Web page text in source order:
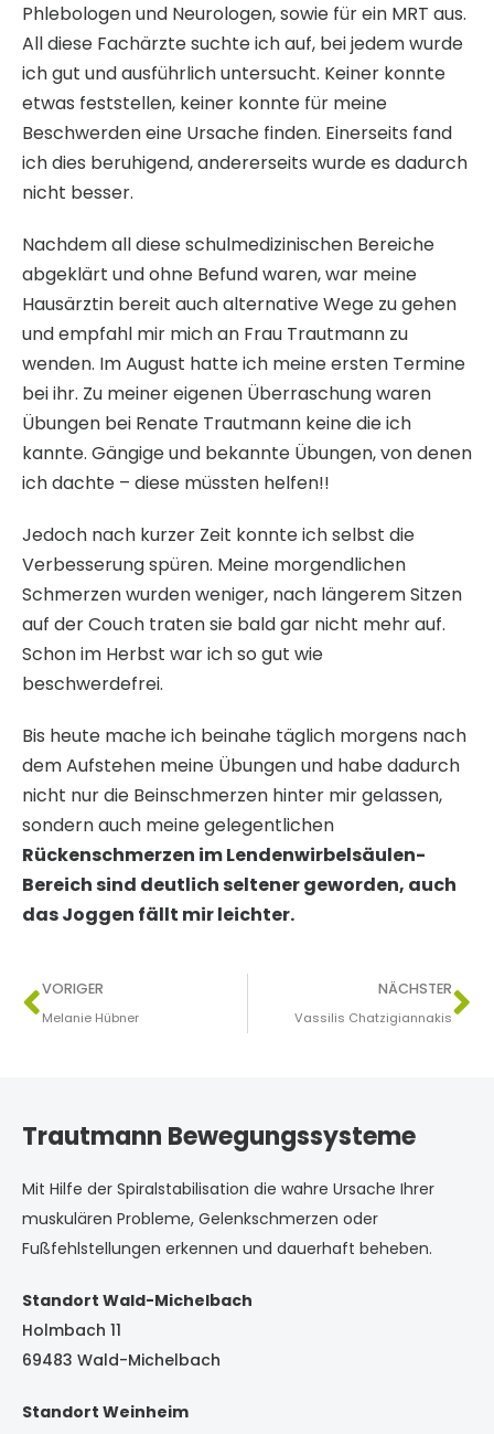
Phlebologen und Neurologen, sowie für ein MRT aus.
All diese Fachärzte suchte ich auf, bei jedem wurde
ich gut und ausführlich untersucht. Keiner konnte
etwas feststellen, keiner konnte für meine
Beschwerden eine Ursache finden. Einerseits fand
ich dies beruhigend, andererseits wurde es dadurch
nicht besser.
Nachdem all diese schulmedizinischen Bereiche
abgeklärt und ohne Befund waren, war meine
Hausärztin bereit auch alternative Wege zu gehen
und empfahl mir mich an Frau Trautmann zu
wenden. Im August hatte ich meine ersten Termine
bei ihr. Zu meiner eigenen Überraschung waren
Übungen bei Renate Trautmann keine die ich
kannte. Gängige und bekannte Übungen, von denen
ich dachte – diese müssten helfen!!
Jedoch nach kurzer Zeit konnte ich selbst die
Verbesserung spüren. Meine morgendlichen
Schmerzen wurden weniger, nach längerem Sitzen
auf der Couch traten sie bald gar nicht mehr auf.
Schon im Herbst war ich so gut wie
beschwerdefrei.
Bis heute mache ich beinahe täglich morgens nach
dem Aufstehen meine Übungen und habe dadurch
nicht nur die Beinschmerzen hinter mir gelassen,
sondern auch meine gelegentlichen
Rückenschmerzen im Lendenwirbelsäulen-
Bereich sind deutlich seltener geworden, auch
das Joggen fällt mir leichter.
VORIGER
Melanie Hübner
NÄCHSTER
Vassilis Chatzigiannakis
Trautmann Bewegungssysteme
Mit Hilfe der Spiralstabilisation die wahre Ursache Ihrer
muskulären Probleme, Gelenkschmerzen oder
Fußfehlstellungen erkennen und dauerhaft beheben.
Standort Wald-Michelbach
Holmbach 11
69483 Wald-Michelbach
Standort Weinheim